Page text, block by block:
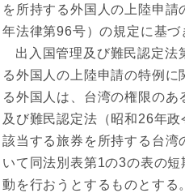
を所持する外国人の上陸申
年法律第96号）の規定に基づ
出入国管理及び難民認定法
る外国人の上陸申請の特例
る外国人は、台湾の権限の
及び難民認定法（昭和26年
該当する旅券を所持する台湾
いて同法別表第1の3の表の
動を行おうとするものとする。